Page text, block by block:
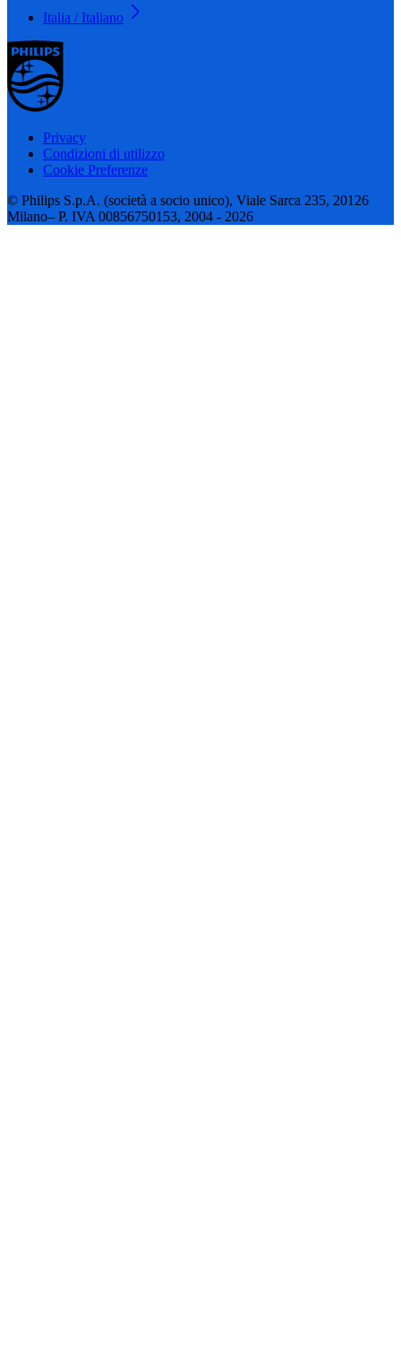
Italia / Italiano
Privacy
Condizioni di utilizzo
Cookie Preferenze
© Philips S.p.A. (società a socio unico), Viale Sarca 235, 20126
Milano– P. IVA 00856750153, 2004 - 2026